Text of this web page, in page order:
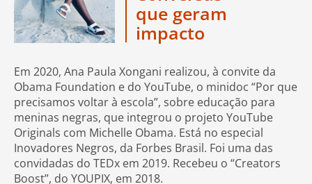
que geram
impacto
Em 2020, Ana Paula Xongani realizou, à convite da
Obama Foundation e do YouTube, o minidoc “Por que
precisamos voltar à escola”, sobre educação para
meninas negras, que integrou o projeto YouTube
Originals com Michelle Obama. Está no especial
Inovadores Negros, da Forbes Brasil. Foi uma das
convidadas do TEDx em 2019. Recebeu o “Creators
Boost”, do YOUPIX, em 2018.